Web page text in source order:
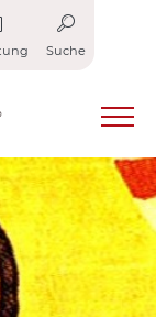
Suche